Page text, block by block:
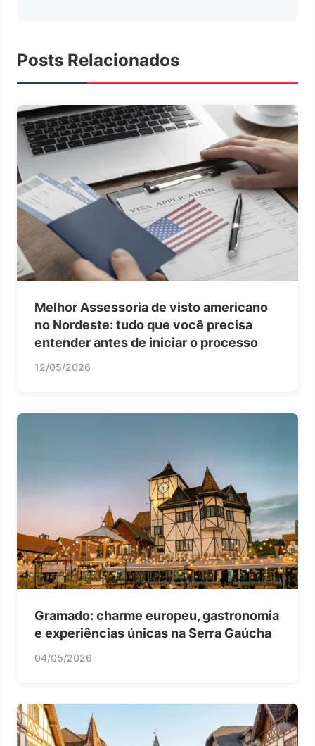
Posts Relacionados
Melhor Assessoria de visto americano
no Nordeste: tudo que você precisa
entender antes de iniciar o processo
12/05/2026
Gramado: charme europeu, gastronomia
e experiências únicas na Serra Gaúcha
04/05/2026